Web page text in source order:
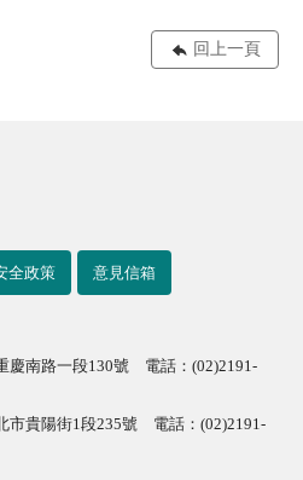
回上一頁
全政策 意見信箱
慶南路一段130號 電話：(02)2191-
市貴陽街1段235號 電話：(02)2191-